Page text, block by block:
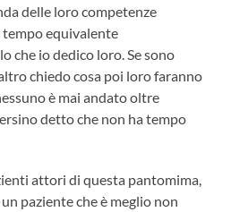
delle loro competenze
equivalente
che io dedico loro. Se sono
chiedo cosa poi loro faranno
è mai andato oltre
detto che non ha tempo
attori di questa pantomima,
paziente che è meglio non